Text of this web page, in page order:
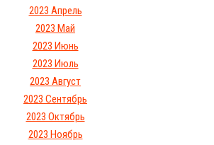
2023 Апрель
2023 Май
2023 Июнь
2023 Июль
2023 Август
2023 Сентябрь
2023 Октябрь
2023 Ноябрь